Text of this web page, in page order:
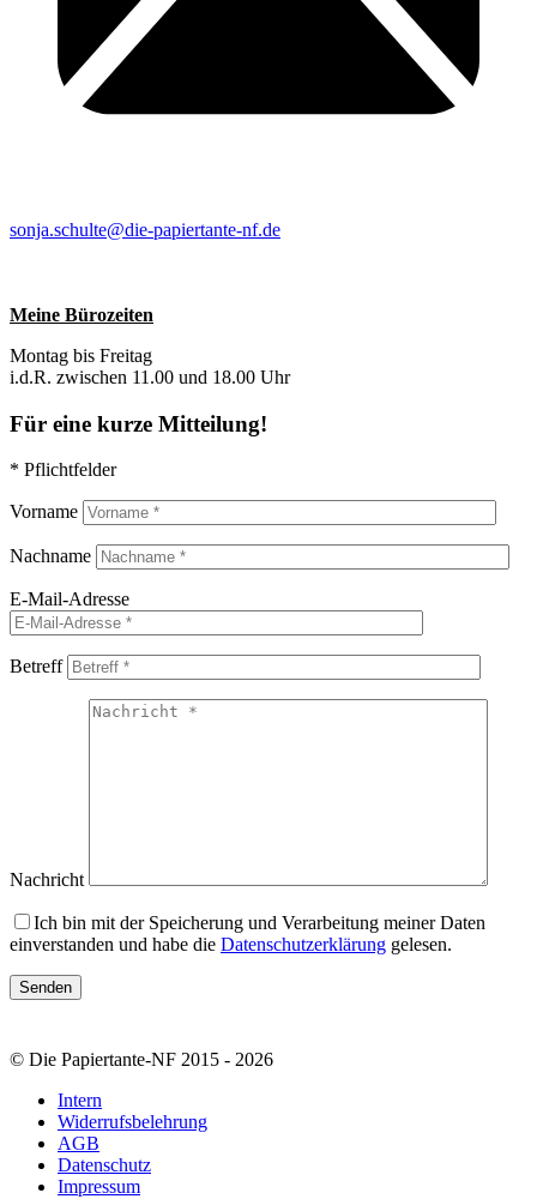
sonja.schulte@die-papiertante-nf.de
Meine Bürozeiten
Montag bis Freitag
i.d.R. zwischen 11.00 und 18.00 Uhr
Für eine kurze Mitteilung!
* Pflichtfelder
Vorname
Nachname
E-Mail-Adresse
Betreff
Nachricht
Ich bin mit der Speicherung und Verarbeitung meiner Daten
einverstanden und habe die Datenschutzerklärung gelesen.
© Die Papiertante-NF 2015 - 2026
Intern
Widerrufsbelehrung
AGB
Datenschutz
Impressum